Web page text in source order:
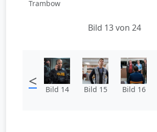
Trambow
Bild 13 von 24
< Bild 14 Bild 15 Bild 16